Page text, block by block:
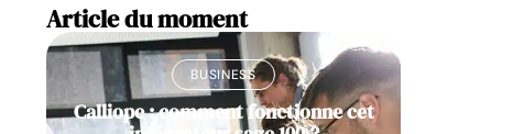
Article du moment
BUSINESS
Calliope : comment fonctionne cet